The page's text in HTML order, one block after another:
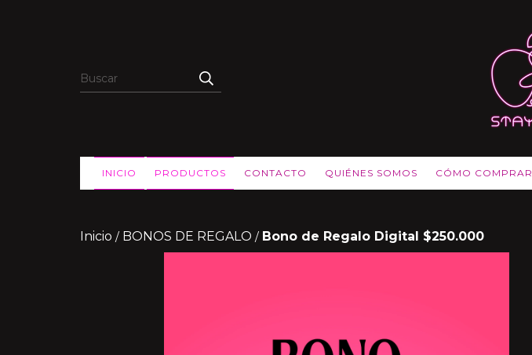
INICIO PRODUCTOS CONTACTO QUIÉNES SOMOS CÓMO COMPRAR
Inicio / BONOS DE REGALO / Bono de Regalo Digital $250.000